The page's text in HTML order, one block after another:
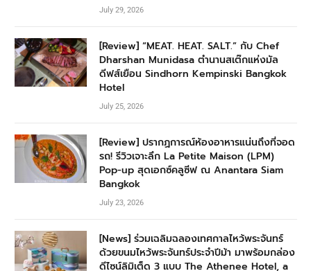
July 29, 2026
[Review] “MEAT. HEAT. SALT.” กับ Chef
Dharshan Munidasa ตำนานสเต๊กแห่งมัล
ดีฟส์เยือน Sindhorn Kempinski Bangkok
Hotel
July 25, 2026
[Review] ปรากฏการณ์ห้องอาหารแน่นถึงที่จอด
รถ! รีวิวเจาะลึก La Petite Maison (LPM)
Pop-up สุดเอกซ์คลูซีฟ ณ Anantara Siam
Bangkok
July 23, 2026
[News] ร่วมเฉลิมฉลองเทศกาลไหว้พระจันทร์
ด้วยขนมไหว้พระจันทร์ประจำปีม้า มาพร้อมกล่อง
ดีไซน์ลิมิเต็ด 3 แบบ The Athenee Hotel, a